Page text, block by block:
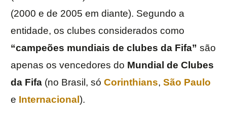
(2000 e de 2005 em diante). Segundo a
entidade, os clubes considerados como
“campeões mundiais de clubes da Fifa” são
apenas os vencedores do Mundial de Clubes
da Fifa (no Brasil, só Corinthians, São Paulo
e Internacional ).